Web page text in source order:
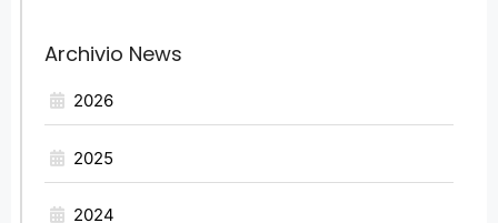
Archivio News
2026
2025
2024